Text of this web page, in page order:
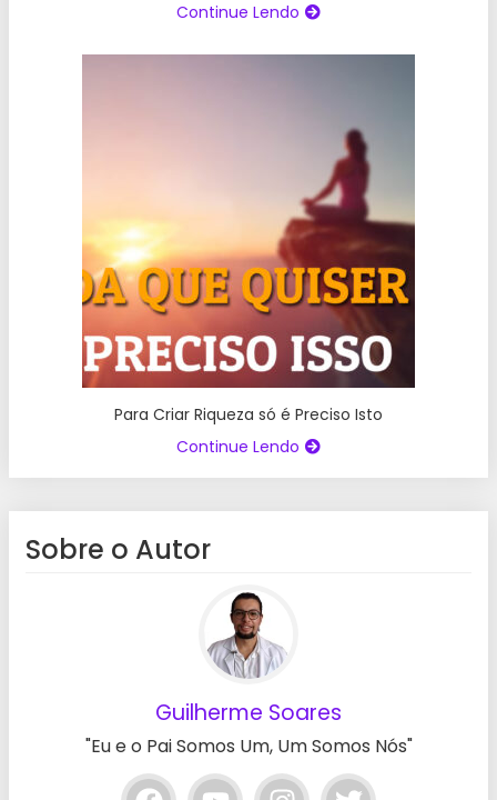
Continue Lendo
Para Criar Riqueza só é Preciso Isto
Continue Lendo
Sobre o Autor
Guilherme Soares
"Eu e o Pai Somos Um, Um Somos Nós"